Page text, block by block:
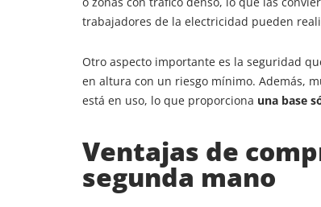
trabajadores de la electricidad pueden
Otro aspecto importante es la seguridad
en altura con un riesgo mínimo. Además,
está en uso, lo que proporciona una base
Ventajas de
segunda mano